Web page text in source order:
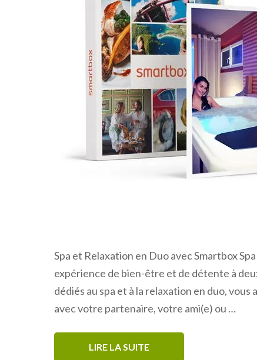
Spa et Relaxation en Duo avec Smartbox
expérience de bien-être et de détente à
dédiés au spa et à la relaxation en duo,
avec votre partenaire, votre ami(e) ou …
LIRE LA SUITE